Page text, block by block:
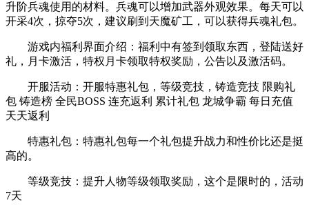
升阶兵魂使用的材料。兵魂可以增加武器外观效果。每天可以
开采4次，掠夺5次，建议刷到天魔矿工，可以获得兵魂礼包。
游戏内福利界面介绍：福利中有签到领取东西，登陆送好
礼，月卡激活，特权月卡领取特权奖励，公告以及激活码。
开服活动：开服特惠礼包，等级竞技，铸造竞技 限购礼
包 铸造榜 全民BOSS 连充返利 累计礼包 龙城争霸 每日充值
天天返利
特惠礼包：特惠礼包每一个礼包提升战力和性价比还是挺
高的。
等级竞技：提升人物等级领取奖励，这个是限时的，活动
7天